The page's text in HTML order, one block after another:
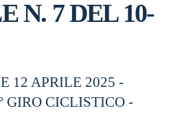
N. 7 DEL 10-
12 APRILE 2025 -
GIRO CICLISTICO -